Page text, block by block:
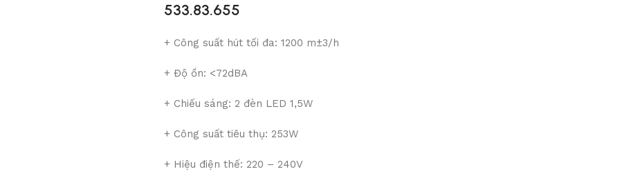
533.83.655
+ Công suất hút tối đa: 1200 m±3/h
+ Độ ồn: <72dBA
+ Chiếu sáng: 2 đèn LED 1,5W
+ Công suất tiêu thụ: 253W
+ Hiệu điện thế: 220 – 240V